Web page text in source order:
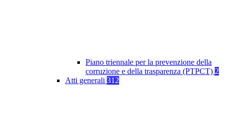
Piano triennale per la prevenzione della
corruzione e della trasparenza (PTPCT) 2
Atti generali 312